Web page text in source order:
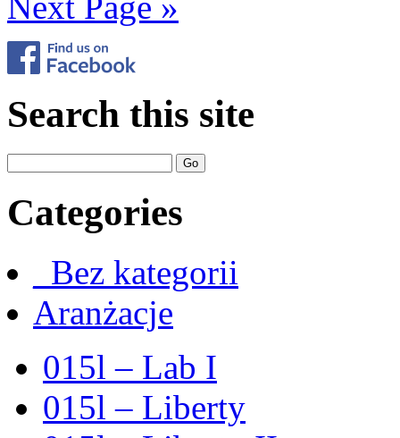
Search this site
Categories
_Bez kategorii
Aranżacje
015l – Lab I
015l – Liberty